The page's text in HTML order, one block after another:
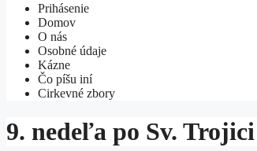
Prihásenie
Domov
O nás
Osobné údaje
Kázne
Čo píšu iní
Cirkevné zbory
9. nedeľa po Sv. Trojici